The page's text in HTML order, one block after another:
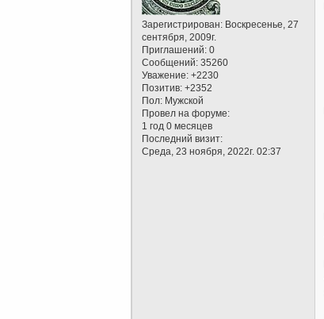
Зарегистрирован: Воскресенье, 27
сентября, 2009г.
Приглашений: 0
Сообщений: 35260
Уважение: +2230
Позитив: +2352
Пол: Мужской
Провел на форуме:
1 год 0 месяцев
Последний визит:
Среда, 23 ноября, 2022г. 02:37